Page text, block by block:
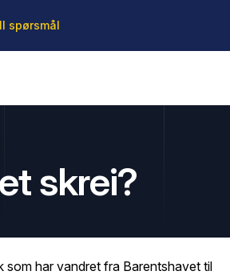
spørsmål
skrei?
som har vandret fra Barentshavet til